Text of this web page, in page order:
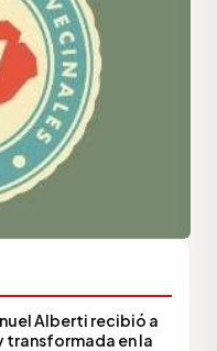
Alberti recibió a
transformada en la